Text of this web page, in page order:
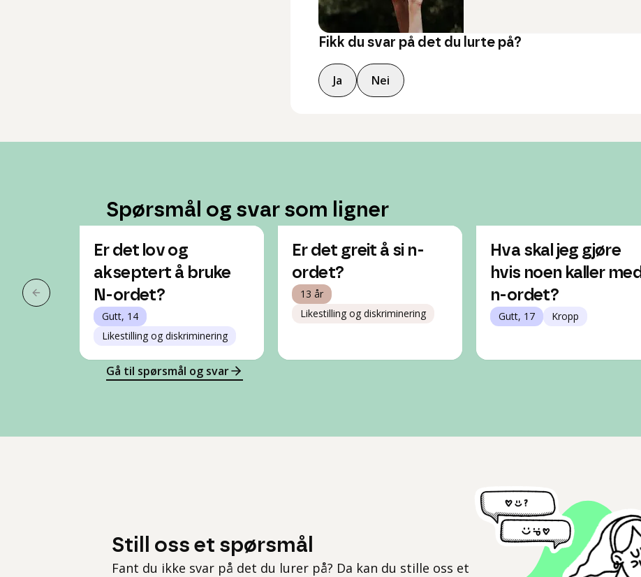
Fikk du svar på det du lurte på?
Ja Nei
Spørsmål og svar som ligner
Forrige slide
Er det lov og
akseptert å bruke
N-ordet?
Gutt, 14
Likestilling og diskriminering
Er det greit å si n-
ordet?
13 år
Likestilling og diskriminering
Hva skal jeg gjøre
hvis noen kaller med
n-ordet?
Gutt, 17 Kropp
Gå til spørsmål og svar
Still oss et spørsmål
Fant du ikke svar på det du lurer på? Da kan du stille oss et